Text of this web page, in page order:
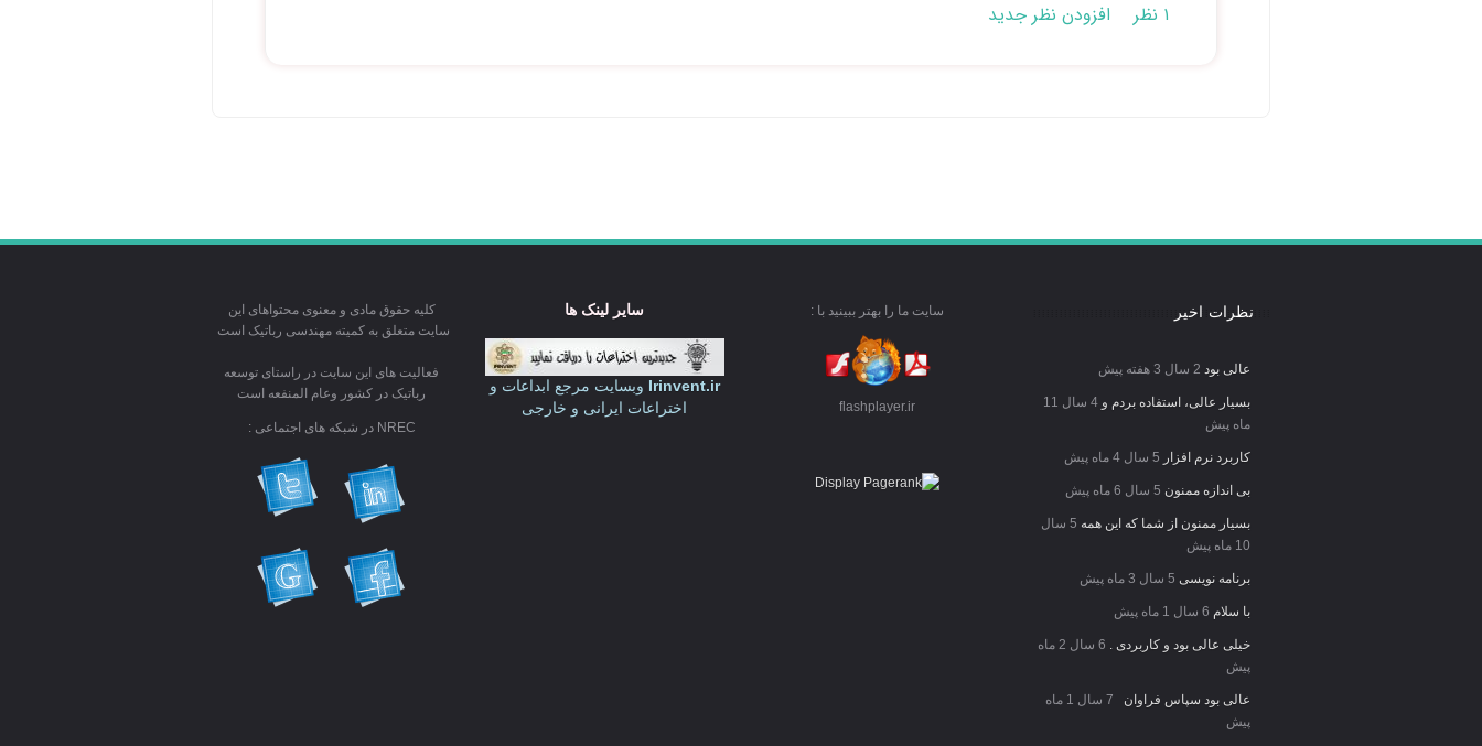
۱ نظر
افزودن نظر جدید
کلیه حقوق مادی و معنوی محتواهای این
سایت متعلق به کمیته مهندسی رباتیک است
فعالیت های این سایت در راستای توسعه
رباتیک در کشور وعام المنفعه است
NREC در شبکه های اجتماعی :
سایر لینک ها
Irinvent.ir وبسایت مرجع ابداعات و
اختراعات ایرانی و خارجی
سایت ما را بهتر ببینید با :
flashplayer.ir
نظرات اخیر
عالی بود 2 سال 3 هفته پیش
بسیار عالی، استفاده بردم و
4 سال 11
ماه پیش
کاربرد نرم افزار 5 سال 4 ماه پیش
بی اندازه ممنون 5 سال 6 ماه پیش
بسیار ممنون از شما که این همه
5 سال
10 ماه پیش
برنامه نویسی 5 سال 3 ماه پیش
با سلام 6 سال 1 ماه پیش
خیلی عالی بود و کاربردی .
6 سال 2 ماه
پیش
عالی بود سپاس فراوان
7 سال 1 ماه
پیش